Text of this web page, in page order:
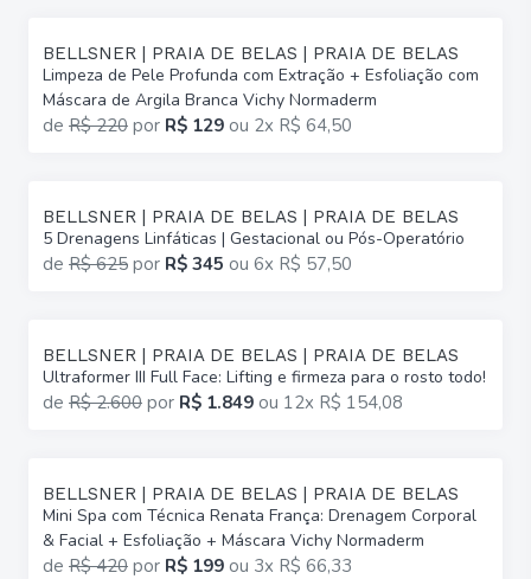
BELLSNER | PRAIA DE BELAS | PRAIA DE BELAS
Limpeza de Pele Profunda com Extração + Esfoliação com
Máscara de Argila Branca Vichy Normaderm
de R$ 220 por R$ 129 ou 2x R$ 64,50
BELLSNER | PRAIA DE BELAS | PRAIA DE BELAS
5 Drenagens Linfáticas | Gestacional ou Pós-Operatório
de R$ 625 por R$ 345 ou 6x R$ 57,50
BELLSNER | PRAIA DE BELAS | PRAIA DE BELAS
Ultraformer III Full Face: Lifting e firmeza para o rosto todo!
de R$ 2.600 por R$ 1.849 ou 12x R$ 154,08
BELLSNER | PRAIA DE BELAS | PRAIA DE BELAS
Mini Spa com Técnica Renata França: Drenagem Corporal
& Facial + Esfoliação + Máscara Vichy Normaderm
de R$ 420 por R$ 199 ou 3x R$ 66,33